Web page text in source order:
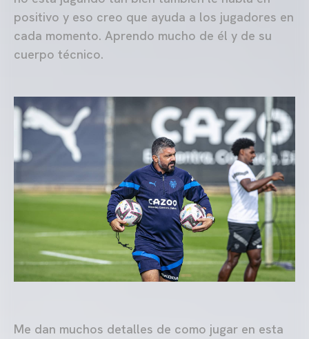
positivo y eso creo que ayuda a los jugadores en
cada momento. Aprendo mucho de él y de su
cuerpo técnico.
Me dan muchos detalles de como jugar en esta